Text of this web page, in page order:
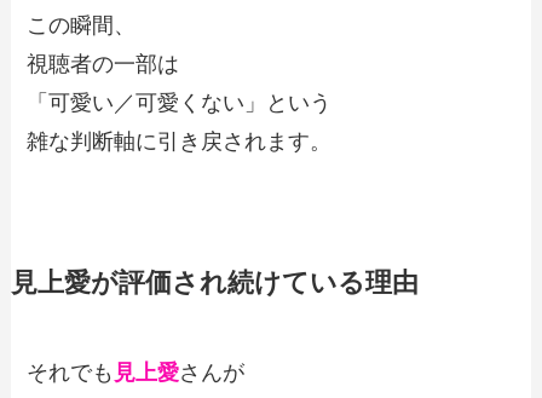
この瞬間、
視聴者の一部は
「可愛い／可愛くない」という
雑な判断軸に引き戻されます。
見上愛が評価され続けている理由
それでも 見上愛さんが